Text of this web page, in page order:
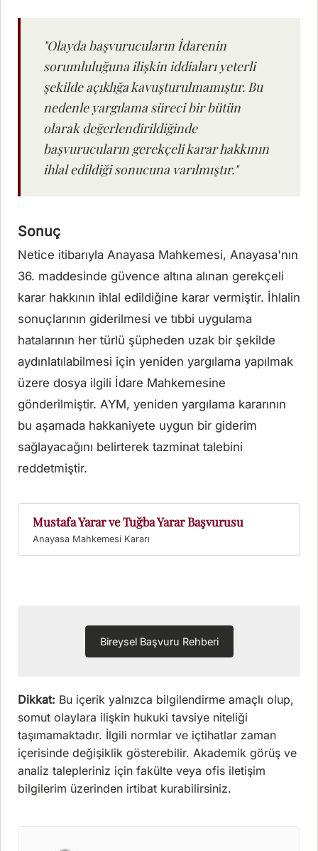
"Olayda başvurucuların İdarenin
sorumluluğuna ilişkin iddiaları yeterli
şekilde açıklığa kavuşturulmamıştır. Bu
nedenle yargılama süreci bir bütün
olarak değerlendirildiğinde
başvurucuların gerekçeli karar hakkının
ihlal edildiği sonucuna varılmıştır."
Sonuç
Netice itibarıyla Anayasa Mahkemesi, Anayasa'nın
36. maddesinde güvence altına alınan gerekçeli
karar hakkının ihlal edildiğine karar vermiştir. İhlalin
sonuçlarının giderilmesi ve tıbbi uygulama
hatalarının her türlü şüpheden uzak bir şekilde
aydınlatılabilmesi için yeniden yargılama yapılmak
üzere dosya ilgili İdare Mahkemesine
gönderilmiştir. AYM, yeniden yargılama kararının
bu aşamada hakkaniyete uygun bir giderim
sağlayacağını belirterek tazminat talebini
reddetmiştir.
Mustafa Yarar ve Tuğba Yarar Başvurusu
Bireysel Başvuru Rehberi
Dikkat: Bu içerik yalnızca bilgilendirme amaçlı olup,
somut olaylara ilişkin hukuki tavsiye niteliği
taşımamaktadır. İlgili normlar ve içtihatlar zaman
içerisinde değişiklik gösterebilir. Akademik görüş ve
analiz talepleriniz için fakülte veya ofis iletişim
bilgilerim üzerinden irtibat kurabilirsiniz.